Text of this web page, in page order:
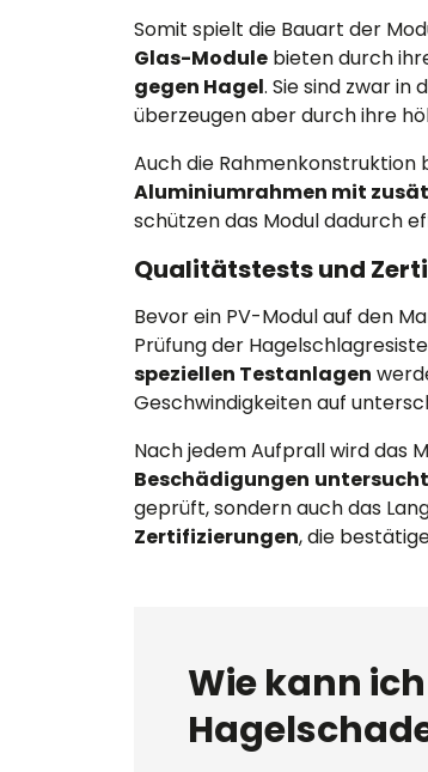
Somit spielt die Bauart der
Glas-Module bieten durch
gegen Hagel. Sie sind zwar
überzeugen aber durch ihre
Auch die Rahmenkonstruktion
Aluminiumrahmen mit
schützen das Modul dadurch
Qualitätstests und
Bevor ein PV-Modul auf den
Prüfung der
speziellen Testanlagen
Geschwindigkeiten auf
Nach jedem Aufprall wird das
Beschädigungen untersucht
geprüft, sondern auch das
Zertifizierungen, die
Wie kann